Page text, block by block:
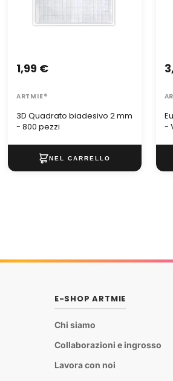
3D Quadrato biadesivo 2 mm
- 800 pezzi
1,99 €
ARTMIE®
-
E-SHOP ARTMIE
Chi siamo
Collaborazioni e ingrosso
Lavora con noi